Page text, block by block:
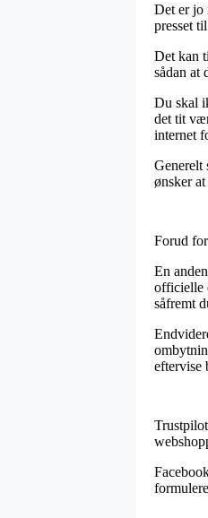
Det er jo
presset
Det kan
sådan at
Du skal
det tit
internet
Generelt
ønsker
Forud
En
officielle
såfremt
eftervise